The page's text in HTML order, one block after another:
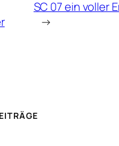
SC 07 ein voller
→